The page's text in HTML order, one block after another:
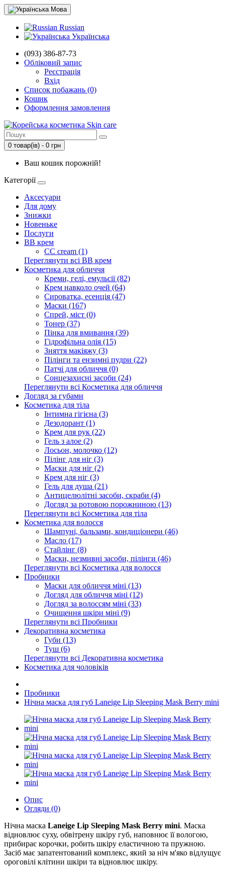
Мова
Russian
Українська
(093) 386-87-73
Обліковий запис
Реєстрація
Вхід
Список побажань (0)
Кошик
Оформлення замовлення
0 товар(ів) - 0 грн
Ваш кошик порожній!
Категорії
Аксесуари
Для дому
Знижки
Новеньке
Послуги
BB крем
CC cream (1)
Переглянути всі BB крем
Косметика для обличчя
Креми, гелі, емульсії (82)
Крем навколо очей (64)
Сироватка, есенція (47)
Маски (167)
Спрей, міст (0)
Тонер (37)
Пінка для вмивання (39)
Гідрофільна олія (15)
Зняття макіяжу (3)
Пілінги та ензимні пудри (22)
Патчі для обличчя (0)
Сонцезахисні засоби (24)
Переглянути всі Косметика для обличчя
Догляд за губами
Косметика для тіла
Інтимна гігієна (3)
Дезодорант (1)
Крем для рук (22)
Гель з алое (2)
Лосьон, молочко (12)
Пілінг для ніг (3)
Маски для ніг (2)
Крем для ніг (3)
Гель для душа (21)
Антицелюлітні засоби, скраби (4)
Догляд за ротовою порожниною (13)
Переглянути всі Косметика для тіла
Косметика для волосся
Шампуні, бальзами, кондиціонери (46)
Масло (17)
Стайлінг (8)
Маски, незмивні засоби, пілінги (46)
Переглянути всі Косметика для волосся
Пробники
Маски для обличчя міні (13)
Догляд для обличчя міні (12)
Догляд за волоссям міні (33)
Очищення шкіри міні (9)
Переглянути всі Пробники
Декоративна косметика
Губи (13)
Туш (6)
Переглянути всі Декоративна косметика
Косметика для чоловіків
Пробники
Нічна маска для губ Laneige Lip Sleeping Mask Berry mini
Опис
Огляди (0)
Нічна маска Laneige Lip Sleeping Mask Berry mini. Маска
відновлює суху, обвітрену шкіру губ, наповнює її вологою,
прибирає корочки, робить шкіру еластичною та пружною.
Засіб має запатентований комплекс, який за ніч м'яко відлущує
ороговілі клітини шкіри та відновлює шкіру.